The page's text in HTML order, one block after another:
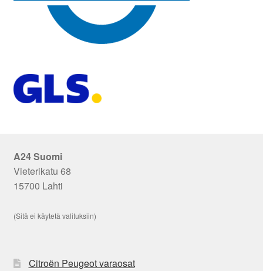
A24 Suomi
Vieterikatu 68
15700 Lahti
(Sitä ei käytetä valituksiin)
Citroën Peugeot varaosat